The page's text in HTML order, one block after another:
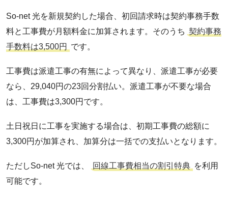
So-net 光を新規契約した場合、初回請求時は契約事務手数
料と工事費が月額料金に加算されます。そのうち 契約事務
手数料は3,500円
です。
工事費は派遣工事の有無によって異なり、派遣工事が必要
なら、29,040円の23回分割払い。派遣工事が不要な場合
は、工事費は3,300円です。
土日祝日に工事を実施する場合は、初期工事費の総額に
3,300円が加算され、加算分は一括での支払いとなります。
ただしSo-net 光では、 回線工事費相当の割引特典 を利用
可能です。